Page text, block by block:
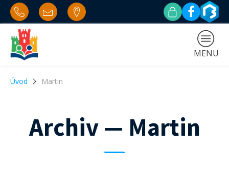
MENU
Úvod Martin
Archiv — Martin